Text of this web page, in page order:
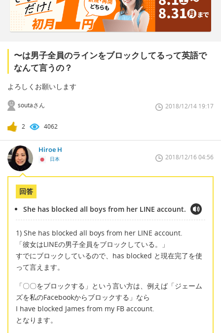
〜は男子全員のラインをブロックしてるって英語で
なんて言うの？
よろしくお願いします
soutaさん 2018/12/14 19:17
2 4062
Hiroe H
日本 2018/12/16 04:56
回答
She has blocked all boys from her LINE account.
1) She has blocked all boys from her LINE account.
「彼女はLINEの男子全員をブロックしている。」
すでにブロックしているので、has blocked と現在完了を使
って言えます。
「〇〇をブロックする」という言い方は、例えば「ジェーム
ズを私のFacebookからブロックする」なら
I have blocked James from my FB account.
となります。